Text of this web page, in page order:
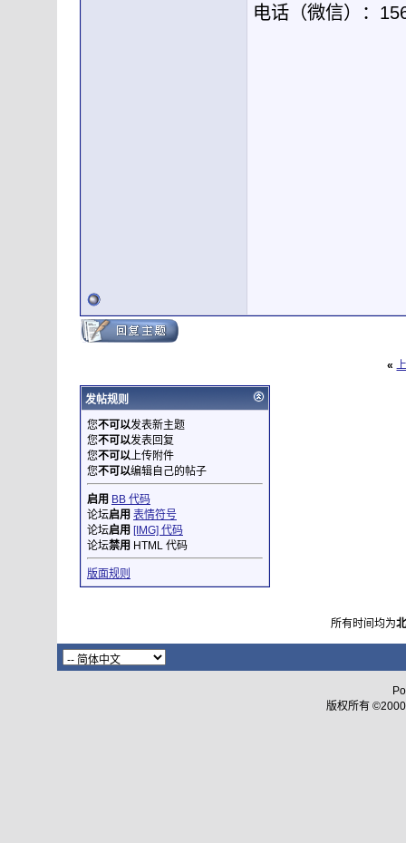
电话（微信）：
«
发帖规则
您不可以发表新主题
您不可以发表回复
您不可以上传附件
您不可以编辑自己的帖子
启用 BB 代码
论坛启用 表情符号
论坛启用 [IMG] 代码
论坛禁用 HTML 代码
版面规则
所有时间均为
版权所有